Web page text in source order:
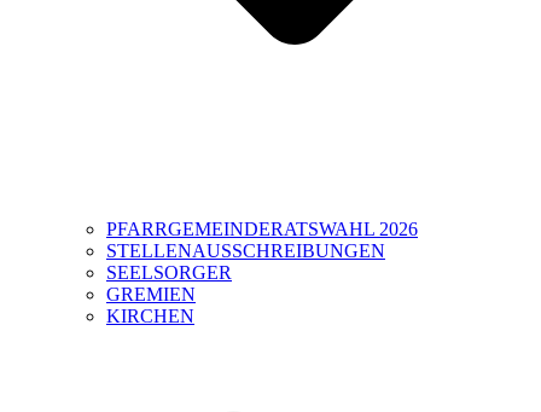
PFARRGEMEINDERATSWAHL 2026
STELLENAUSSCHREIBUNGEN
SEELSORGER
GREMIEN
KIRCHEN